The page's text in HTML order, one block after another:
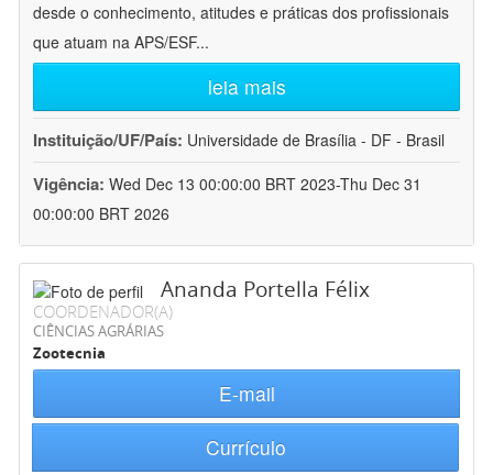
desde o conhecimento, atitudes e práticas dos profissionais
que atuam na APS/ESF...
leia mais
Instituição/UF/País: Universidade de Brasília - DF - Brasil
Vigência: Wed Dec 13 00:00:00 BRT 2023-Thu Dec 31
00:00:00 BRT 2026
Ananda Portella Félix
COORDENADOR(A)
CIÊNCIAS AGRÁRIAS
Zootecnia
E-mail
Currículo